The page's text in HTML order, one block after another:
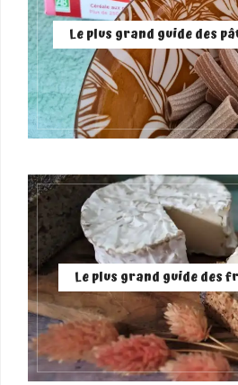
Le plus grand guide des
Le plus grand guide des